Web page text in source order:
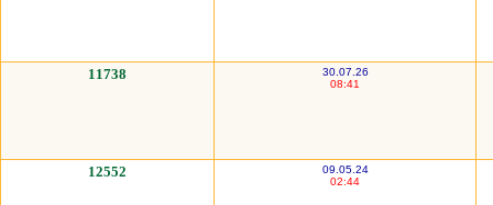
30.07.26
08:41
11738
09.05.24
02:44
12552